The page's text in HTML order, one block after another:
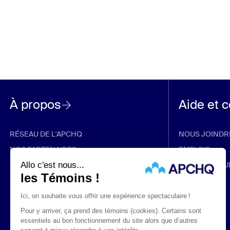
À propos
RÉSEAU DE L'APCHQ
NOS PARTENAIRES
RABAIS ET PROMOTIONS
Aide et
NOUS
EMPLOIS
FOIRE AUX